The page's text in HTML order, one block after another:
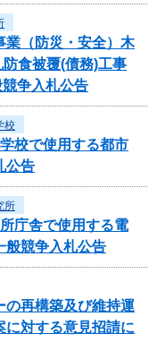
（防災・安全）木
食被覆(債務)工事
競争入札公告
校
校で使用する都市
公告
所
庁舎で使用する電
般競争入札公告
の再構築及び維持運
に対する意見招請に